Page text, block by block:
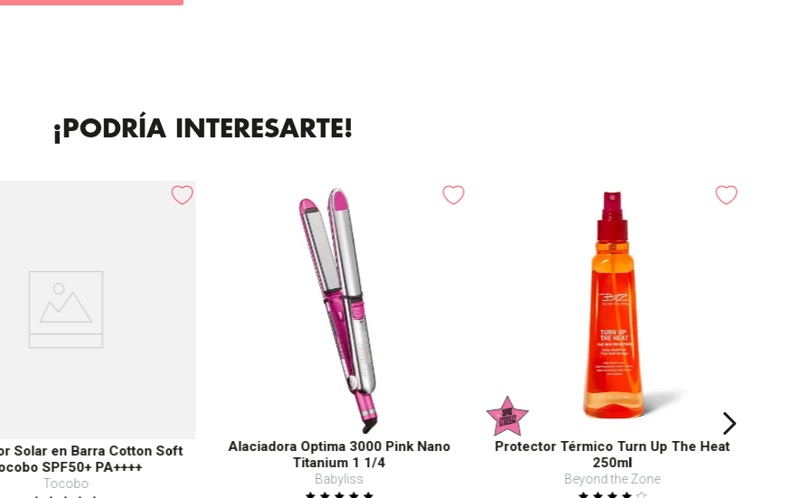
¡PODRÍA INTERESARTE!
Solar en Barra Cotton Soft
SPF50+ PA++++
Tocobo
Alaciadora Optima 3000 Pink Nano
Titanium 1 1/4
Babyliss
Protector Térmico Turn Up The Heat
250ml
Beyond the Zone